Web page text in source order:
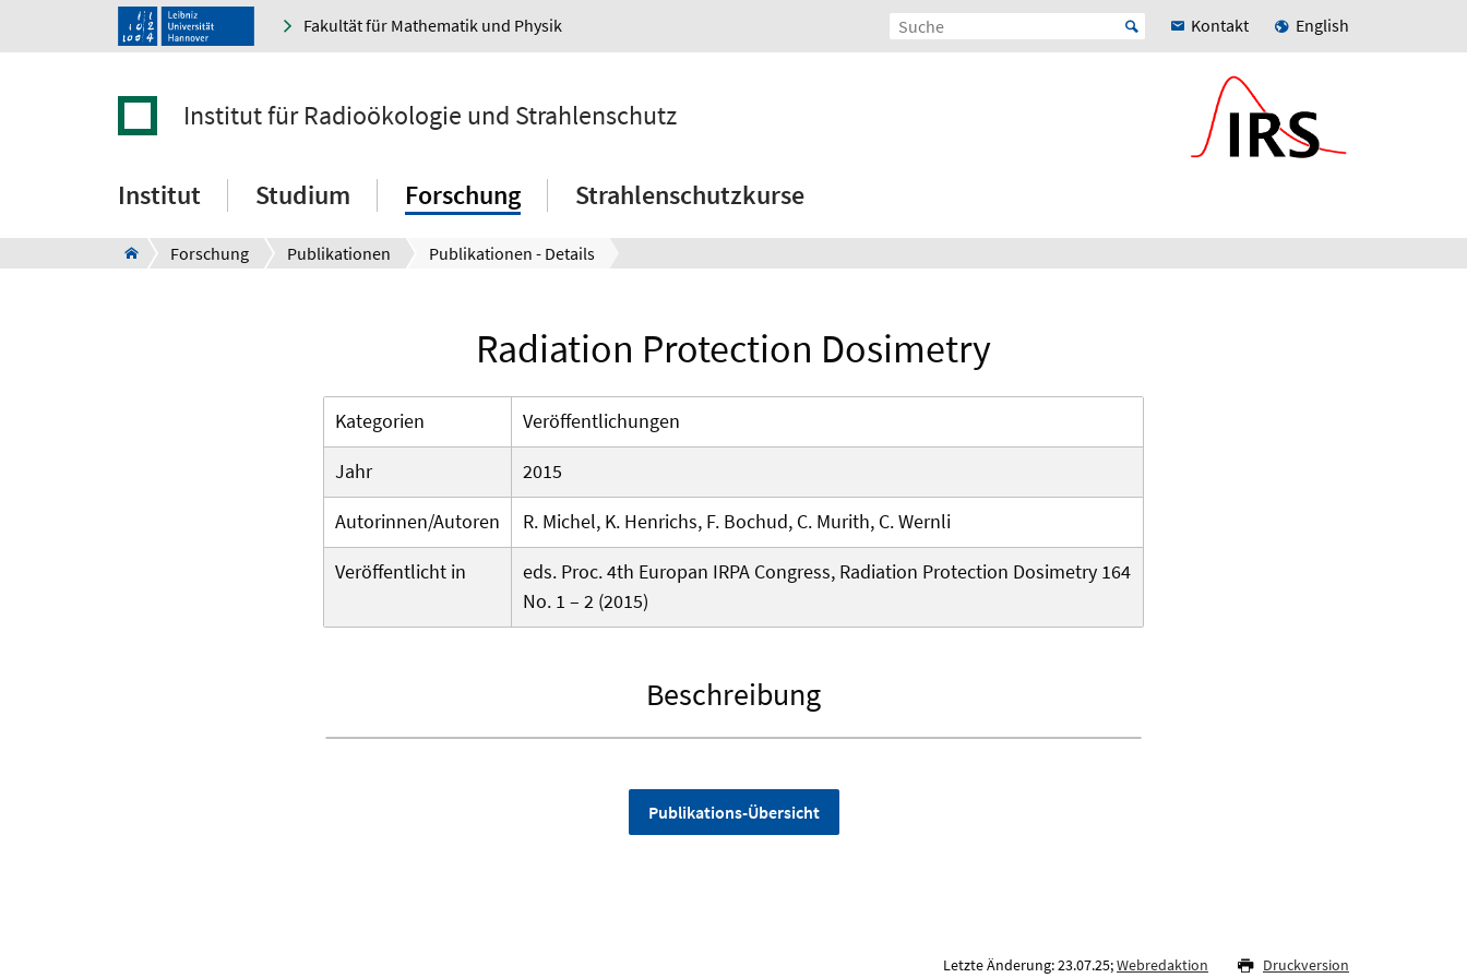
Fakultät für Mathematik und Physik Kontakt English
Institut für Radioökologie und Strahlenschutz
Institut Studium Forschung Strahlenschutzkurse
Forschung Publikationen Publikationen - Details
Radiation Protection Dosimetry
Kategorien
Veröffentlichungen
Jahr
2015
Autorinnen/Autoren
R. Michel, K. Henrichs, F. Bochud, C. Murith, C. Wernli
Veröffentlicht in
eds. Proc. 4th Europan IRPA Congress, Radiation Protection Dosimetry 164
No. 1 – 2 (2015)
Beschreibung
Publikations-Übersicht
Letzte Änderung: 23.07.25;Webredaktion Druckversion